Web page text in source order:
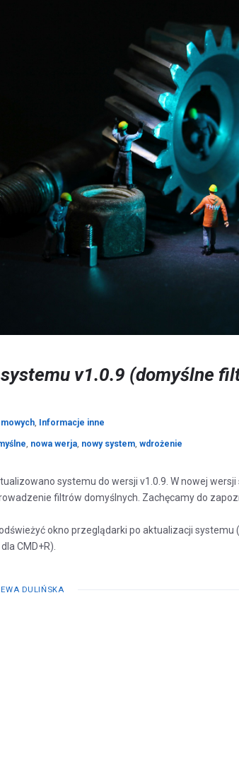
v1.0.9 (domyślne
Informacje inne
nowa werja nowy system ,wdrożenie
systemu do wersji v1.0.9. W nowej
filtrów domyślnych. Zachęcamy do
okno przeglądarki po aktualizacji
CMD+R).
EWA DULIŃSKA